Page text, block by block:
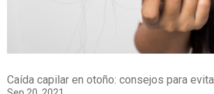
Caída capilar en otoño: consejos para